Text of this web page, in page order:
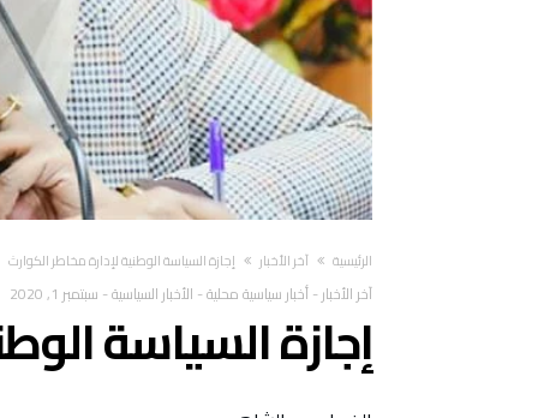
‫الرئيسية‬ آخر الأخبار إجازة السياسة الوطنية لإدارة مخاطر الكوارث
آخر الأخبار-أخبار سياسية محلية- الأخبار السياسية- سبتمبر 1, 2020
إجازة السياسة